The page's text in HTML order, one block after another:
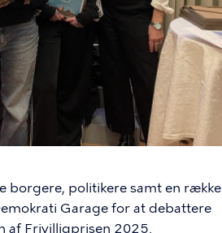
borgere, politikere samt en række
Garage for at debattere
af Frivilligprisen 2025.